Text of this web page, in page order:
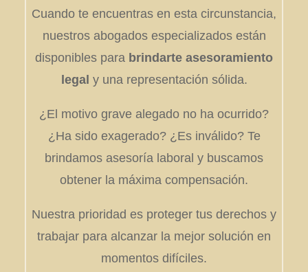
Cuando te encuentras en esta circunstancia,
nuestros abogados especializados están
disponibles para brindarte asesoramiento
legal y una representación sólida.
¿El motivo grave alegado no ha ocurrido?
¿Ha sido exagerado? ¿Es inválido? Te
brindamos asesoría laboral y buscamos
obtener la máxima compensación.
Nuestra prioridad es proteger tus derechos y
trabajar para alcanzar la mejor solución en
momentos difíciles.